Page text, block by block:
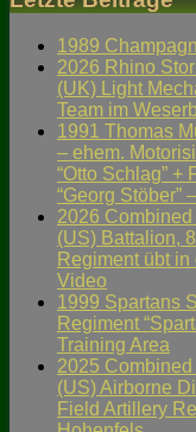
1989
2026 Rhino
(UK) Light
Team im
1991 Thomas
– ehem.
“Otto Schlag” +
“Georg Stöber”
2026
(US) Battalion,
Regiment übt
Video
1999 Spartans
Regiment
Training Area
2025
(US) Airborne
Field Artillery